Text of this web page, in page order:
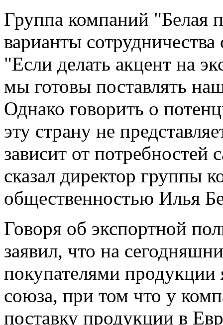
Группа компаний "Белая
варианты
"Если делать акцент на
мы готовы поставлять
Однако говорить о
эту страну не
зависит от потребностей
сказал директор группы
общественностью Илья
Говоря об экспортной
заявил, что на
покупателями
союза, при том что у
поставку продукции в